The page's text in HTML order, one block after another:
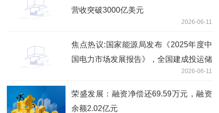
营收突破3000亿美元
2026-06-11
焦点热议:国家能源局发布《2025年度中
国电力市场发展报告》，全国建成投运储
2026-06-11
荣盛发展：融资净偿还69.59万元，融资
余额2.02亿元